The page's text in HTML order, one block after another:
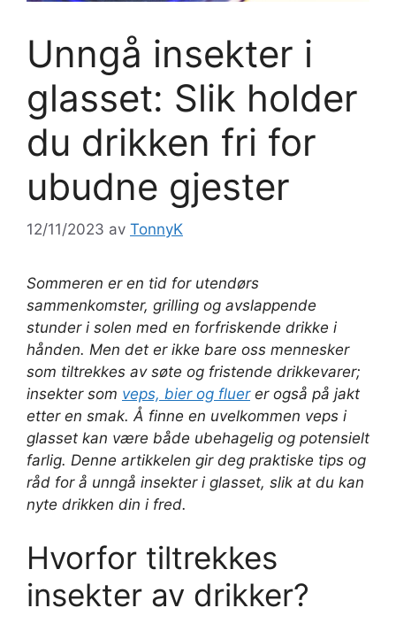
Unngå insekter i
glasset: Slik holder
du drikken fri for
ubudne gjester
12/11/2023 av TonnyK
Sommeren er en tid for utendørs
sammenkomster, grilling og avslappende
stunder i solen med en forfriskende drikke i
hånden. Men det er ikke bare oss mennesker
som tiltrekkes av søte og fristende drikkevarer;
insekter som veps, bier og fluerer også på jakt
etter en smak. Å finne en uvelkommen veps i
glasset kan være både ubehagelig og potensielt
farlig. Denne artikkelen gir deg praktiske tips og
råd for å unngå insekter i glasset, slik at du kan
nyte drikken din i fred.
Hvorfor tiltrekkes
insekter av drikker?